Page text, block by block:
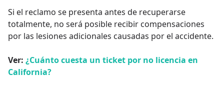
Si el reclamo se presenta antes de recuperarse
totalmente, no será posible recibir compensaciones
por las lesiones adicionales causadas por el accidente.
Ver: ¿Cuánto cuesta un ticket por no licencia en
California?